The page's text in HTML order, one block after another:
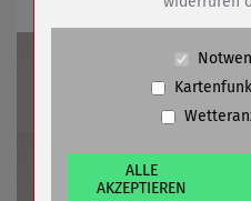
Anbieter
Eigentümer
Wenselaar
Zweck
Speichert
ALLE
AKZEPTIEREN